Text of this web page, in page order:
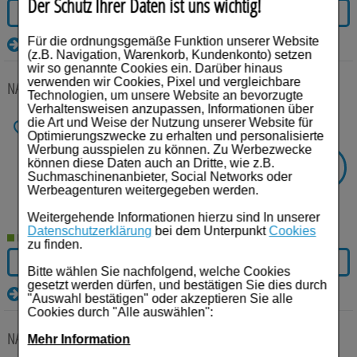
Der Schutz Ihrer Daten ist uns wichtig!
Für die ordnungsgemäße Funktion unserer Website
(z.B. Navigation, Warenkorb, Kundenkonto) setzen
wir so genannte Cookies ein. Darüber hinaus
verwenden wir Cookies, Pixel und vergleichbare
Technologien, um unsere Website an bevorzugte
Verhaltensweisen anzupassen, Informationen über
die Art und Weise der Nutzung unserer Website für
Optimierungszwecke zu erhalten und personalisierte
Werbung ausspielen zu können. Zu Werbezwecke
können diese Daten auch an Dritte, wie z.B.
Suchmaschinenanbieter, Social Networks oder
Werbeagenturen weitergegeben werden.
Weitergehende Informationen hierzu sind In unserer
Datenschutzerklärung bei dem UnterpunktCookies
zu finden.
Bitte wählen Sie nachfolgend, welche Cookies
gesetzt werden dürfen, und bestätigen Sie dies durch
"Auswahl bestätigen" oder akzeptieren Sie alle
Cookies durch "Alle auswählen":
Mehr Information
IN DEN WARENKORB
Details
NASARA Kinesiologie Tape 5 cmx5 m grün1 StPflaster
Anbieter: Jovita Pharma
Einheit: 1St
Darreichungsform: Pflaster
PZN: 09288758
UVP: 9,85€³
7,78€¹
SIE SPAREN
Lieferzeit 2-5 Werktage
IN DEN WARENKORB
Details
NASARA Kinesiologie Tape 5 cmx5 m pink